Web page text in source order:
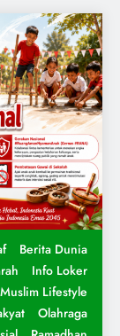
Berita Dunia
Info Loker
Muslim Lifestyle
Olahraga